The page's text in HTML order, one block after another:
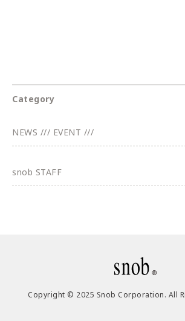
Category
NEWS /// EVENT ///
snob STAFF
Copyright © 2025 Snob Corporation. All